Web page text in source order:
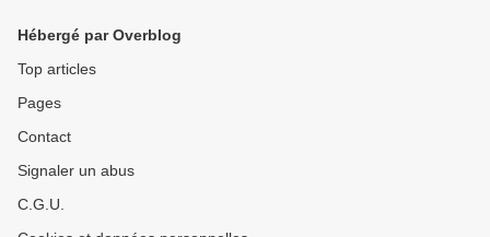
Hébergé par Overblog
Top articles
Pages
Contact
Signaler un abus
C.G.U.